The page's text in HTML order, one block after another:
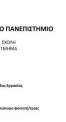
ルすることが
Kazuro